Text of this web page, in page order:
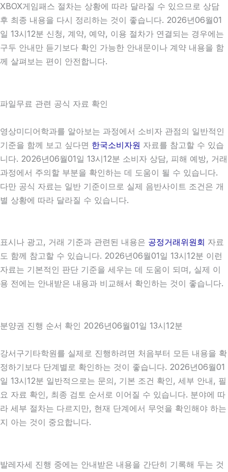
XBOX게임패스 절차는 상황에 따라 달라질 수 있으므로 상담
후 최종 내용을 다시 정리하는 것이 좋습니다. 2026년06월01
일 13시12분 신청, 계약, 예약, 이용 절차가 연결되는 경우에는
구두 안내만 듣기보다 확인 가능한 안내문이나 계약 내용을 함
께 살펴보는 편이 안전합니다.
파일무료 관련 공식 자료 확인
영상미디어학과를 알아보는 과정에서 소비자 관점의 일반적인
기준을 함께 보고 싶다면 한국소비자원 자료를 참고할 수 있습
니다. 2026년06월01일 13시12분 소비자 상담, 피해 예방, 거래
과정에서 주의할 부분을 확인하는 데 도움이 될 수 있습니다.
다만 공식 자료는 일반 기준이므로 실제 음반사이트 조건은 개
별 상황에 따라 달라질 수 있습니다.
표시나 광고, 거래 기준과 관련된 내용은 공정거래위원회 자료
도 함께 참고할 수 있습니다. 2026년06월01일 13시12분 이런
자료는 기본적인 판단 기준을 세우는 데 도움이 되며, 실제 이
용 전에는 안내받은 내용과 비교해서 확인하는 것이 좋습니다.
분양권 진행 순서 확인 2026년06월01일 13시12분
강서구기타학원를 실제로 진행하려면 처음부터 모든 내용을 확
정하기보다 단계별로 확인하는 것이 좋습니다. 2026년06월01
일 13시12분 일반적으로는 문의, 기본 조건 확인, 세부 안내, 필
요 자료 확인, 최종 검토 순서로 이어질 수 있습니다. 분야에 따
라 세부 절차는 다르지만, 현재 단계에서 무엇을 확인해야 하는
지 아는 것이 중요합니다.
발레자세 진행 중에는 안내받은 내용을 간단히 기록해 두는 것